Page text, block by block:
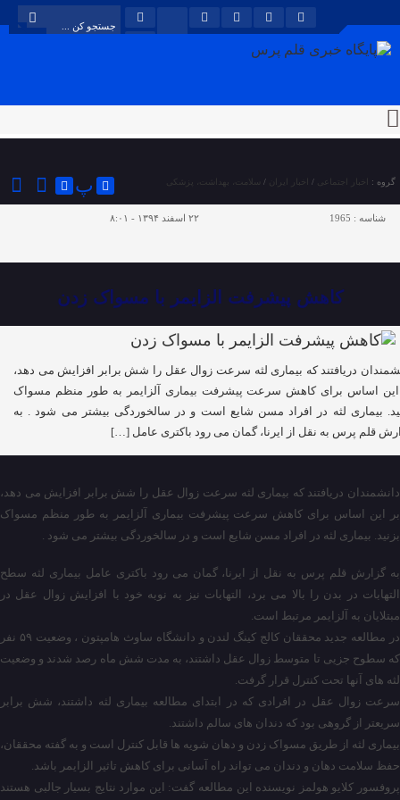
گروه : اخبار اجتماعی / اخبار ایران / سلامت، بهداشت، پزشکی پ
شناسه : 1965 ۲۲ اسفند ۱۳۹۴ - ۸:۰۱
کاهش پیشرفت الزایمر با مسواک زدن
دریافتند که بیماری لثه سرعت زوال عقل را شش برابر افزایش می دهد،
این اساس برای کاهش سرعت پیشرفت بیماری آلزایمر به طور منظم مسواک
بیماری لثه در افراد مسن شایع است و در سالخوردگی بیشتر می شود . به
قلم پرس به نقل از ایرنا، گمان می رود باکتری عامل […]
دانشمندان دریافتند که بیماری لثه سرعت زوال عقل را شش برابر افزایش می دهد،
بر این اساس برای کاهش سرعت پیشرفت بیماری آلزایمر به طور منظم مسواک
بزنید. بیماری لثه در افراد مسن شایع است و در سالخوردگی بیشتر می شود .
به گزارش قلم پرس به نقل از ایرنا، گمان می رود باکتری عامل بیماری لثه سطح
التهابات در بدن را بالا می برد، التهابات نیز به نوبه خود با افزایش زوال عقل در
مبتلایان به آلزایمر مرتبط است.
در مطالعه جدید محققان کالج کینگ لندن و دانشگاه ساوث هامپتون ، وضعیت ۵۹ نفر
که سطوح جزیی تا متوسط زوال عقل داشتند، به مدت شش ماه رصد شدند و وضعیت
لثه های آنها تحت کنترل قرار گرفت.
سرعت زوال عقل در افرادی که در ابتدای مطالعه بیماری لثه داشتند، شش برابر
سریعتر از گروهی بود که دندان های سالم داشتند.
بیماری لثه از طریق مسواک زدن و دهان شویه ها قابل کنترل است و به گفته محققان،
حفظ سلامت دهان و دندان می تواند راه آسانی برای کاهش تاثیر الزایمر باشد.
پروفسور کلایو هولمز نویسنده این مطالعه گفت: این موارد نتایج بسیار جالبی هستند